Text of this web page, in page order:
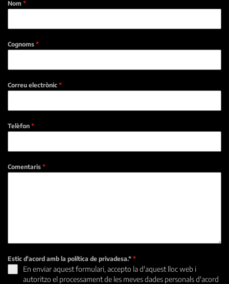
Nom *
Cognoms *
Correu electrònic *
Telèfon *
Comentaris *
Estic d'acord amb la política de privadesa.* *
En enviar aquest formulari, accepto la d'aquest lloc web i
autoritzo el processament de les meves dades personals d'acord